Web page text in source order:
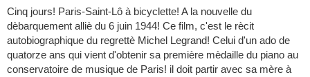
Cinq jours! Paris-Saint-Lô à bicyclette! A la nouvelle du
dèbarquement alliè du 6 juin 1944! Ce film, c'est le rècit
autobiographique du regrettè Michel Legrand! Celui d'un ado de
quatorze ans qui vient d'obtenir sa première mèdaille du piano au
conservatoire de musique de Paris! il doit partir avec sa mère à